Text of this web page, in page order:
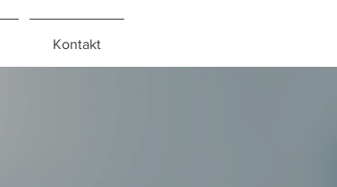
Kontakt